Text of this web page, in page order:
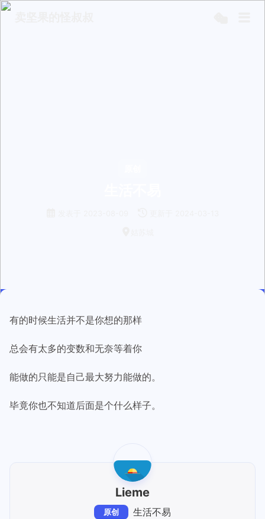
有的时候生活并不是你想的那样
总会有太多的变数和无奈等着你
能做的只能是自己最大努力能做的。
毕竟你也不知道后面是个什么样子。
Lieme
原创 生活不易